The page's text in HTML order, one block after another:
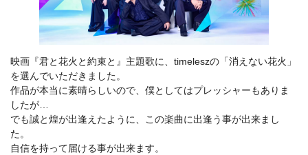
映画『君と花火と約束と』主題歌に、timeleszの「消えない花火」
を選んでいただきました。
作品が本当に素晴らしいので、僕としてはプレッシャーもありま
したが…
でも誠と煌が出逢えたように、この楽曲に出逢う事が出来まし
た。
自信を持って届ける事が出来ます。